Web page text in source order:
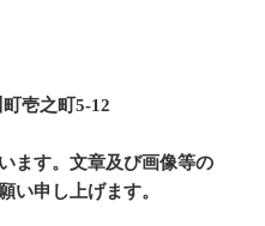
壱之町5-12
ます。文章及び画像等の
い申し上げます。